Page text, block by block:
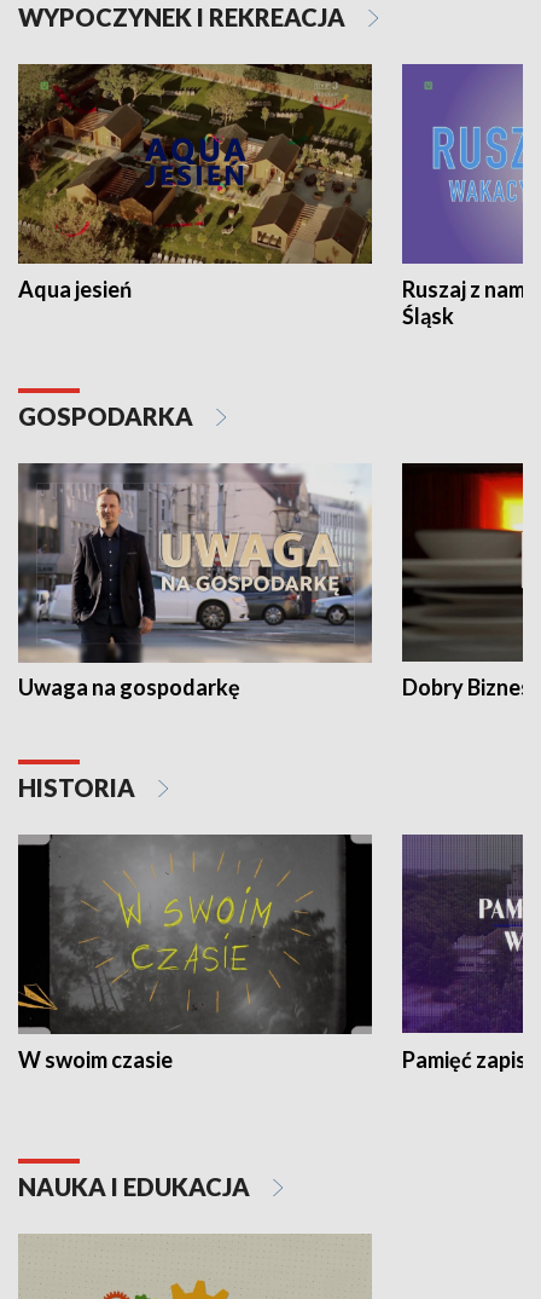
WYPOCZYNEK I REKREACJA
Aqua jesień
Ruszaj z
Śląsk
GOSPODARKA
Uwaga na gospodarkę Dobry Biznes
HISTORIA
W swoim czasie Pamięć
NAUKA I EDUKACJA